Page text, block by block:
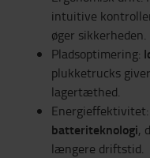
intuitive
øger sikkerheden.
Pladsoptimering:
plukketrucks
lagertæthed.
Energieffektivitet:
batteriteknologi,
længere driftstid.